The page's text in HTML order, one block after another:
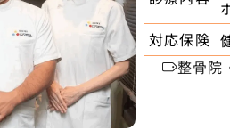
対応保険
整骨院